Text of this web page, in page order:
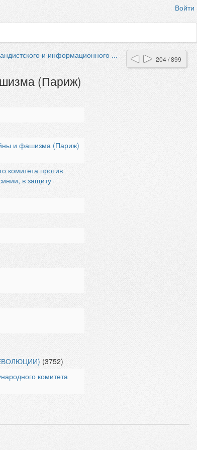
Войти
204 / 899
и информационного ...
(Париж)
и фашизма (Париж)
комитета против
в защиту
(3752)
комитета